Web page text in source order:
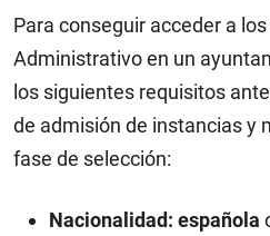
Para conseguir acceder a
Administrativo en un
los siguientes requisitos
de admisión de instancias y
fase de selección:
Nacionalidad: española